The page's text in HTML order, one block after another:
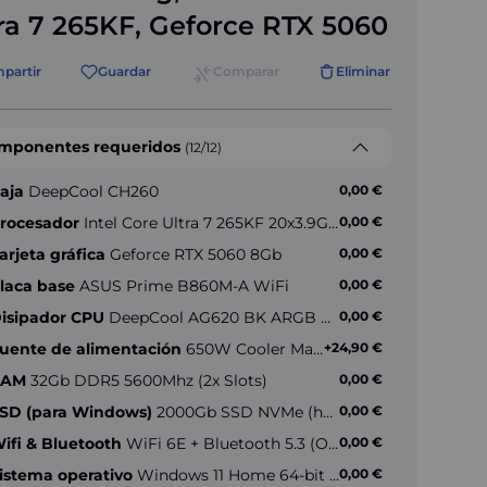
P50 DS Black
7 265KF, Geforce RTX 5060
Guardar Comparar Eliminar
requeridos (12/12)
DeepCool CH260 0,00 €
Intel Core Ultra 7 265KF 20x3.9GHz (max 5.5GHz)0,00 €
gráfica Geforce RTX 5060 8Gb 0,00 €
base ASUS Prime B860M-A WiFi 0,00 €
CPU DeepCool AG620 BK ARGB V2 0,00 €
de alimentación 650W Cooler Master MWE V3 (80+ Gold)+24,90 €
32Gb DDR5 5600Mhz (2x Slots) 0,00 €
(para Windows) 2000Gb SSD NVMe (hasta 5000MB/s) 0,00 €
& Bluetooth WiFi 6E + Bluetooth 5.3 (Onboard)0,00 €
operativo Windows 11 Home 64-bit ES0,00 €